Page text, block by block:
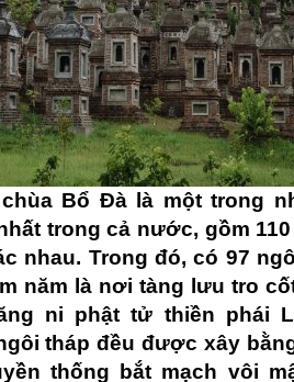
Bổ Đà là một trong
trong cả nước, gồm
nhau. Trong đó, có 97
năm là nơi tàng lưu tro
ni phật tử thiền phái
tháp đều được xây
thống bắt mạch vôi